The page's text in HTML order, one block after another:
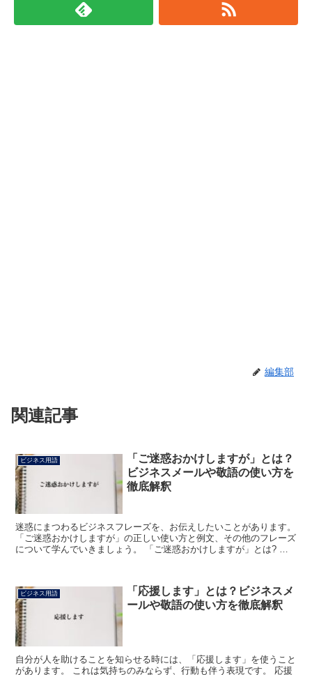
編集部
関連記事
ビジネス用語
「ご迷惑おかけしますが」とは？
ビジネスメールや敬語の使い方を
徹底解釈
迷惑にまつわるビジネスフレーズを、お伝えしたいことがあります。
「ご迷惑おかけしますが」の正しい使い方と例文、その他のフレーズ
について学んでいきましょう。 「ご迷惑おかけしますが」とは? こ
ビジネス用語
「応援します」とは？ビジネスメ
ールや敬語の使い方を徹底解釈
自分が人を助けることを知らせる時には、「応援します」を使うこと
があります。 これは気持ちのみならず、行動も伴う表現です。 応援